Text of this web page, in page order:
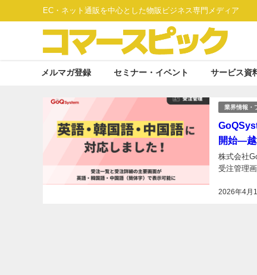
EC・ネット通販を中心とした物販ビジネス専門メディア
メルマガ登録 セミナー・イベント サービス資
業界情報・
開始―越
2026年4月1
株式会社
受注管理